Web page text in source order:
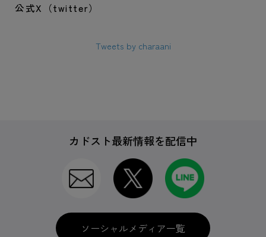
公式X（twitter）
Tweets by charaani
カドスト最新情報を配信中
ソーシャルメディア一覧